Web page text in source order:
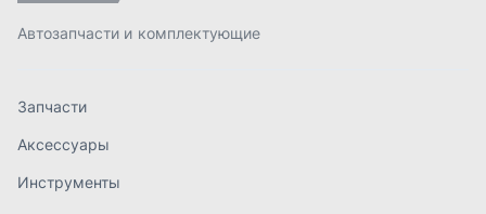
Спецпредложения
Доставка и оплата
Контакты